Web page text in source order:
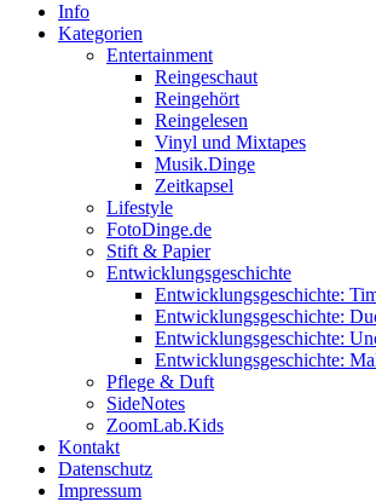
Info
Kategorien
Entertainment
Reingeschaut
Reingehört
Reingelesen
Vinyl und Mixtapes
Musik.Dinge
Zeitkapsel
Lifestyle
FotoDinge.de
Stift & Papier
Entwicklungsgeschichte
Entwicklungsgeschichte:
Entwicklungsgeschichte:
Entwicklungsgeschichte:
Entwicklungsgeschichte:
Pflege & Duft
SideNotes
ZoomLab.Kids
Kontakt
Datenschutz
Impressum